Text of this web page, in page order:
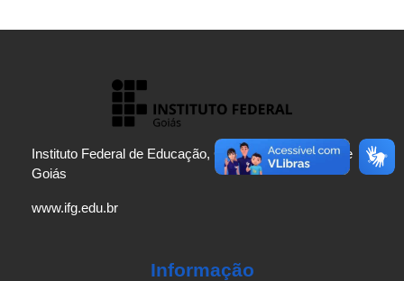
Instituto Federal de Educação, Ciência e Tecnologia de
Goiás
www.ifg.edu.br
Informação